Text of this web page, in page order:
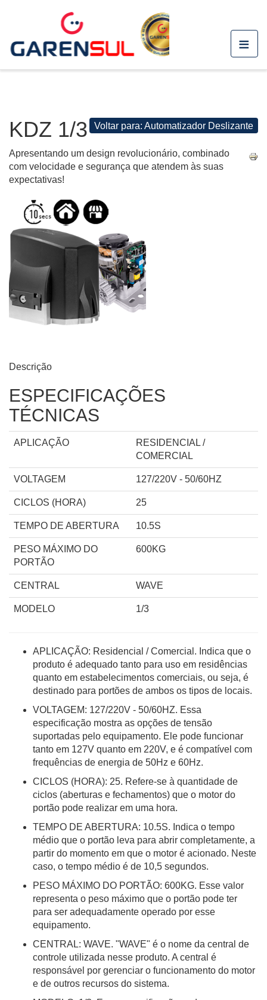
≡
Voltar para: Automatizador Deslizante
KDZ 1/3
Apresentando um design revolucionário, combinado
com velocidade e segurança que atendem às suas
expectativas!
Descrição
ESPECIFICAÇÕES
TÉCNICAS
APLICAÇÃO
RESIDENCIAL /
COMERCIAL
VOLTAGEM 127/220V - 50/60HZ
CICLOS (HORA) 25
TEMPO DE ABERTURA 10.5S
PESO MÁXIMO DO
PORTÃO
600KG
CENTRAL WAVE
MODELO 1/3
APLICAÇÃO: Residencial / Comercial. Indica que o
produto é adequado tanto para uso em residências
quanto em estabelecimentos comerciais, ou seja, é
destinado para portões de ambos os tipos de locais.
VOLTAGEM: 127/220V - 50/60HZ. Essa
especificação mostra as opções de tensão
suportadas pelo equipamento. Ele pode funcionar
tanto em 127V quanto em 220V, e é compatível com
frequências de energia de 50Hz e 60Hz.
CICLOS (HORA): 25. Refere-se à quantidade de
ciclos (aberturas e fechamentos) que o motor do
portão pode realizar em uma hora.
TEMPO DE ABERTURA: 10.5S. Indica o tempo
médio que o portão leva para abrir completamente, a
partir do momento em que o motor é acionado. Neste
caso, o tempo médio é de 10,5 segundos.
PESO MÁXIMO DO PORTÃO: 600KG. Esse valor
representa o peso máximo que o portão pode ter
para ser adequadamente operado por esse
equipamento.
CENTRAL: WAVE. "WAVE" é o nome da central de
controle utilizada nesse produto. A central é
responsável por gerenciar o funcionamento do motor
e de outros recursos do sistema.